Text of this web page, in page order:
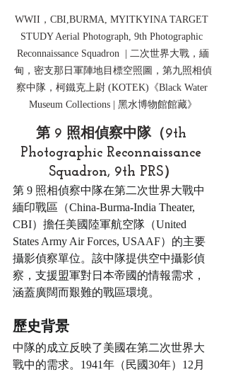
WWII，CBI,BURMA, MYITKYINA TARGET
STUDY Aerial Photograph, 9th Photographic
Reconnaissance Squadron  | 二次世界大戰，緬
甸，密支那日軍陣地目標空照圖，第九照相偵
察中隊，柯鐵克上尉 (KOTEK) 《Black Water
Museum Collections | 黑水博物館館藏》
第 9 照相偵察中隊（9th
Photographic Reconnaissance
Squadron, 9th PRS）
第 9 照相偵察中隊在第二次世界大戰中
緬印戰區（China-Burma-India Theater,
CBI）擔任美國陸軍航空隊（United
States Army Air Forces, USAAF）的主要
攝影偵察單位。該中隊提供空中攝影偵
察，支援盟軍對日本帝國的情報需求，
涵蓋廣闊而艱難的戰區環境。
歷史背景
中隊的成立反映了美國在第二次世界大
戰中的需求。1941年（民國30年）12月